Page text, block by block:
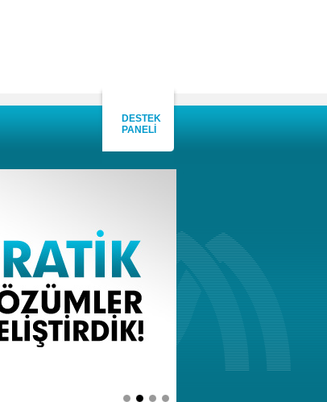
DESTEK
PANELİ